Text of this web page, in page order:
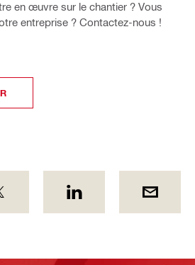
en œuvre sur le chantier ? Vous
entreprise ? Contactez-nous !